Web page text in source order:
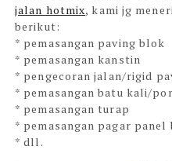
jalan hotmix, kami jg
berikut:
* pemasangan paving blok
* pemasangan kanstin
* pengecoran jalan/rigid
* pemasangan batu kali/
* pemasangan turap
* pemasangan pagar panel
* dll.